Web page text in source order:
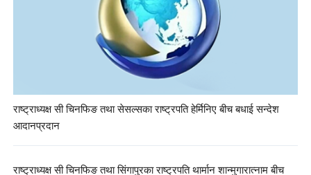
राष्ट्राध्यक्ष सी चिनफिङ तथा सेसल्सका राष्ट्रपति हेर्मिनिए बीच बधाई सन्देश
आदानप्रदान
राष्ट्राध्यक्ष सी चिनफिङ तथा सिंगापुरका राष्ट्रपति थार्मान शान्मुगारात्नाम बीच